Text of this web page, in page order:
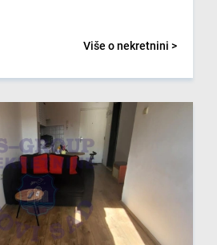
Više o nekretnini >